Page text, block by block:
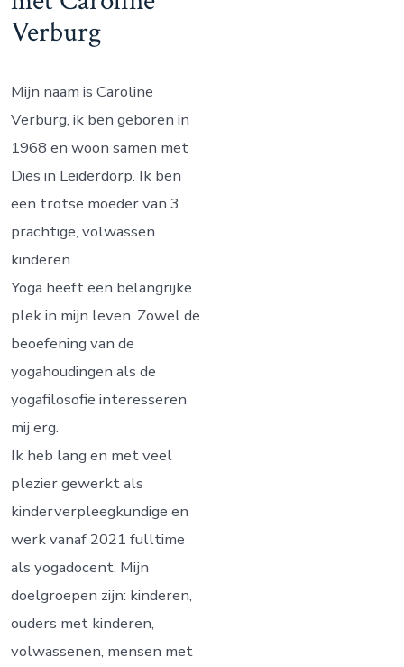
Verburg
Mijn naam is Caroline
Verburg, ik ben geboren in
1968 en woon samen met
Dies in Leiderdorp. Ik ben
een trotse moeder van 3
prachtige, volwassen
kinderen.
Yoga heeft een belangrijke
plek in mijn leven. Zowel de
beoefening van de
yogahoudingen als de
yogafilosofie interesseren
mij erg.
Ik heb lang en met veel
plezier gewerkt als
kinderverpleegkundige en
werk vanaf 2021 fulltime
als yogadocent. Mijn
doelgroepen zijn: kinderen,
ouders met kinderen,
volwassenen, mensen met